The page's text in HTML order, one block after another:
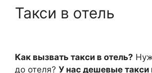
Такси в отель
Как вызвать такси в отель?
до отеля? У нас дешевые